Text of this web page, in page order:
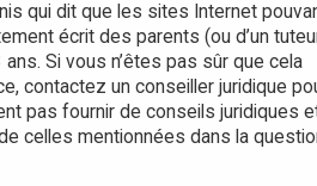
qui dit que les sites Internet
écrit des parents (ou d’un
Si vous n’êtes pas sûr que cela
contactez un conseiller juridique
pas fournir de conseils juridiques
celles mentionnées dans la